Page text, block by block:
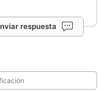
respuesta